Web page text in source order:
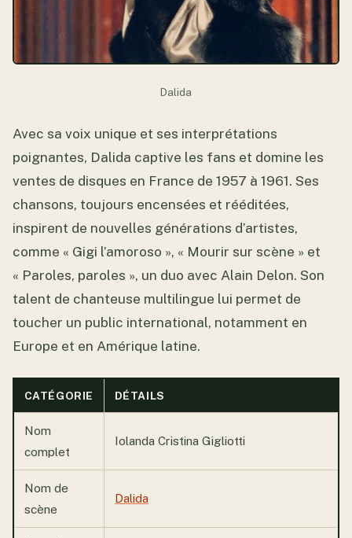
Dalida
Avec sa voix unique et ses interprétations
poignantes, Dalida captive les fans et domine les
ventes de disques en France de 1957 à 1961. Ses
chansons, toujours encensées et rééditées,
inspirent de nouvelles générations d’artistes,
comme « Gigi l’amoroso », « Mourir sur scène » et
« Paroles, paroles », un duo avec Alain Delon. Son
talent de chanteuse multilingue lui permet de
toucher un public international, notamment en
Europe et en Amérique latine.
CATÉGORIE DÉTAILS
Nom
complet
Iolanda Cristina Gigliotti
Nom de
scène
Dalida